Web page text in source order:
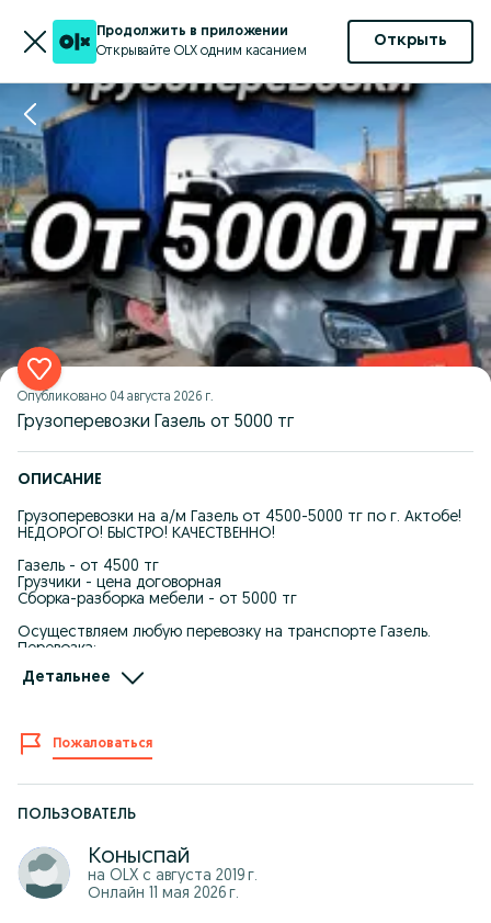
Продолжить в приложении
Открывайте OLX одним касанием
Открыть
Опубликовано 04 августа 2026 г.
Грузоперевозки Газель от 5000 тг
ОПИСАНИЕ
Грузоперевозки на а/м Газель от 4500-5000 тг по г. Актобе!
НЕДОРОГО! БЫСТРО! КАЧЕСТВЕННО!
Газель - от 4500 тг
Грузчики - цена договорная
Сборка-разборка мебели - от 5000 тг
Осуществляем любую перевозку на транспорте Газель.
Перевозка:
- Дом вещи
- Торговые оборудование
Мы Вам организуем переезд квартиры, домов, дачи и офиса.
• 24/7, работаем круглосуточно ( ночные заказы - заранее
• Скидки при больших объёмах.
Ваш груз - наш главный приоритет! Доставим все быстро,
аккуратно и главное за ДОСТУПНЫЕ ЦЕНЫ. Круглосуточно,
без выходных!
Детальнее
Пожаловаться
ПОЛЬЗОВАТЕЛЬ
Коныспай
на OLX с августа 2019 г.
Онлайн 11 мая 2026 г.